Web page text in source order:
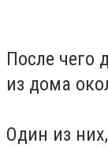
После чего
из дома
Один из